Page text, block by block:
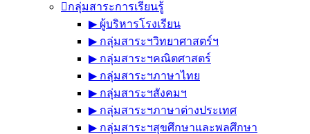
กลุ่มสาระการเรียนรู้
▶︎ ผู้บริหารโรงเรียน
▶︎ กลุ่มสาระฯวิทยาศาสตร์ฯ
▶︎ กลุ่มสาระฯคณิตศาสตร์
▶︎ กลุ่มสาระฯภาษาไทย
▶︎ กลุ่มสาระฯสังคมฯ
▶︎ กลุ่มสาระฯภาษาต่างประเทศ
▶︎ กลุ่มสาระฯสุขศึกษาและพลศึกษา